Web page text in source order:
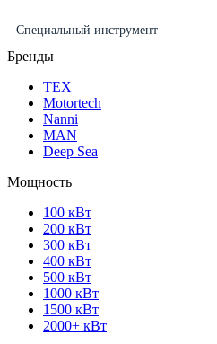
Специальный инструмент
Бренды
ТЕХ
Motortech
Nanni
MAN
Deep Sea
Мощность
100 кВт
200 кВт
300 кВт
400 кВт
500 кВт
1000 кВт
1500 кВт
2000+ кВт